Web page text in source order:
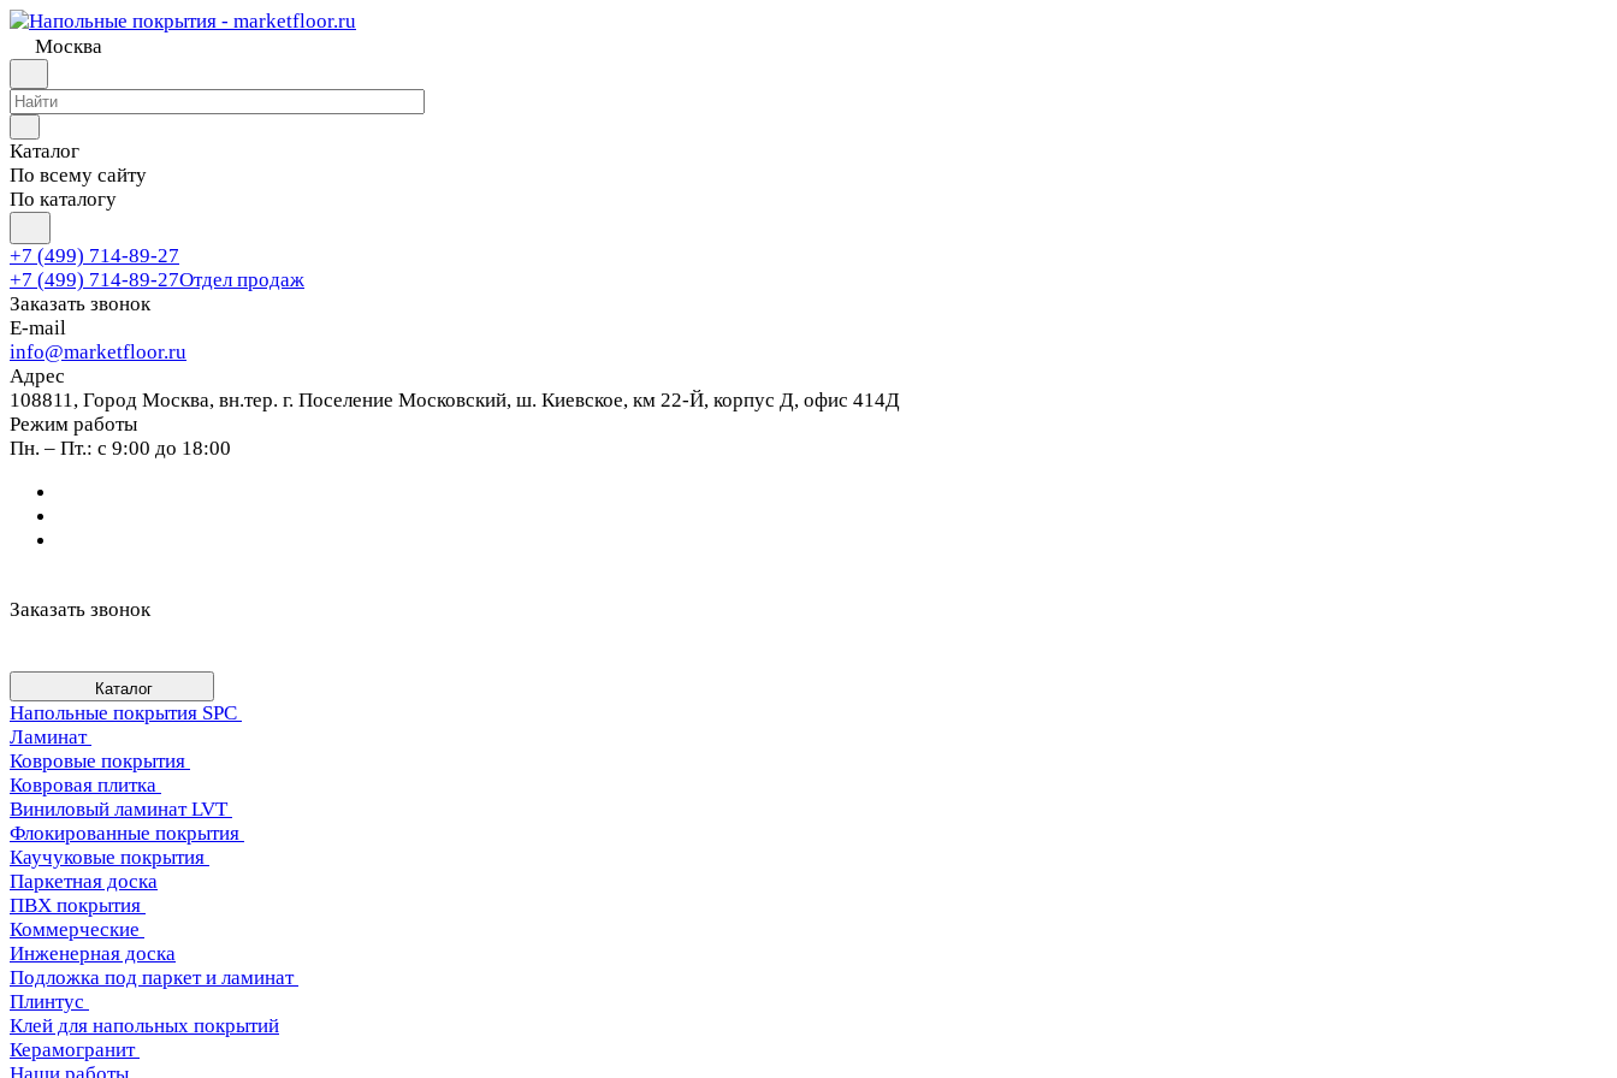
Москва
Каталог
По всему сайту
По каталогу
+7 (499) 714-89-27
+7 (499) 714-89-27Отдел продаж
Заказать звонок
E-mail
info@marketfloor.ru
Адрес
108811, Город Москва, вн.тер. г. Поселение Московский, ш. Киевское, км 22-Й, корпус Д, офис 414Д
Режим работы
Пн. – Пт.: с 9:00 до 18:00
Заказать звонок
Каталог
Напольные покрытия SPC
Ламинат
Ковровые покрытия
Ковровая плитка
Виниловый ламинат LVT
Флокированные покрытия
Каучуковые покрытия
Паркетная доска
ПВХ покрытия
Коммерческие
Инженерная доска
Подложка под паркет и ламинат
Плинтус
Клей для напольных покрытий
Керамогранит